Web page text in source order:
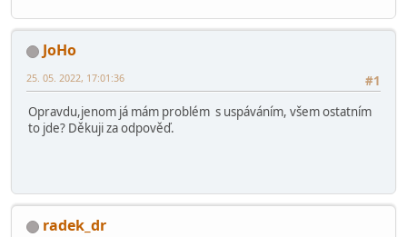
JoHo
#1
25. 05. 2022, 17:01:36
Opravdu,jenom já mám problém s uspáváním, všem ostatním
to jde? Děkuji za odpověď.
radek_dr